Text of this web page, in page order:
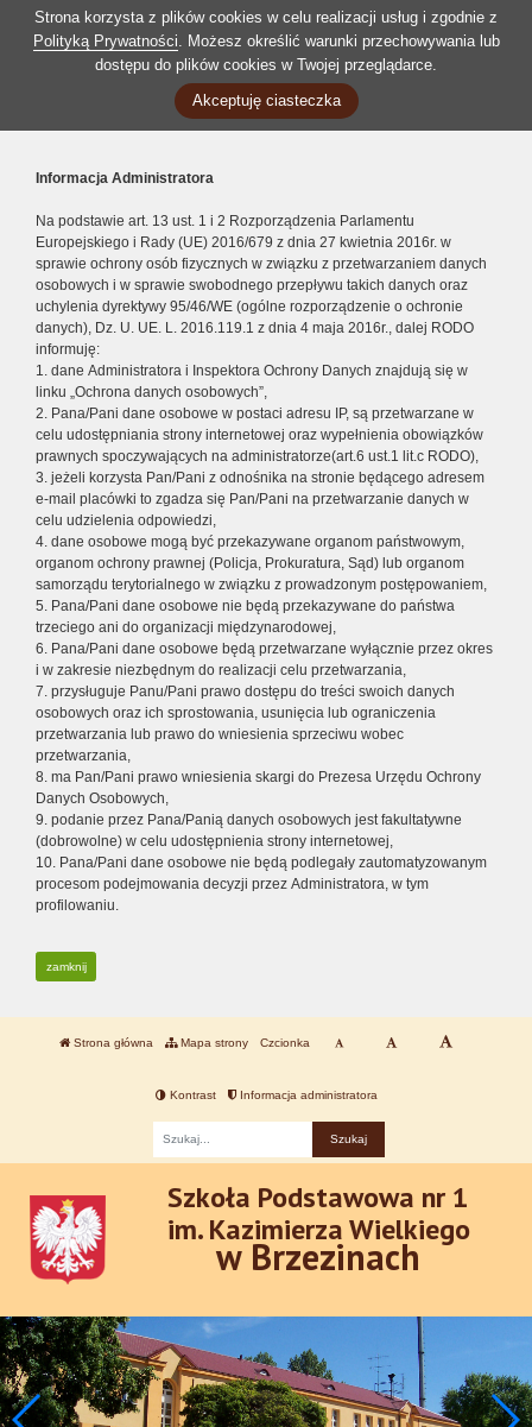
Strona korzysta z plików cookies w celu realizacji usług i zgodnie z
Polityką Prywatności. Możesz określić warunki przechowywania lub
dostępu do plików cookies w Twojej przeglądarce.
Akceptuję ciasteczka
Informacja Administratora
Na podstawie art. 13 ust. 1 i 2 Rozporządzenia Parlamentu
Europejskiego i Rady (UE) 2016/679 z dnia 27 kwietnia 2016r. w
sprawie ochrony osób fizycznych w związku z przetwarzaniem danych
osobowych i w sprawie swobodnego przepływu takich danych oraz
uchylenia dyrektywy 95/46/WE (ogólne rozporządzenie o ochronie
danych), Dz. U. UE. L. 2016.119.1 z dnia 4 maja 2016r., dalej RODO
informuję:
1. dane Administratora i Inspektora Ochrony Danych znajdują się w
linku „Ochrona danych osobowych”,
2. Pana/Pani dane osobowe w postaci adresu IP, są przetwarzane w
celu udostępniania strony internetowej oraz wypełnienia obowiązków
prawnych spoczywających na administratorze(art.6 ust.1 lit.c RODO),
3. jeżeli korzysta Pan/Pani z odnośnika na stronie będącego adresem
e-mail placówki to zgadza się Pan/Pani na przetwarzanie danych w
celu udzielenia odpowiedzi,
4. dane osobowe mogą być przekazywane organom państwowym,
organom ochrony prawnej (Policja, Prokuratura, Sąd) lub organom
samorządu terytorialnego w związku z prowadzonym postępowaniem,
5. Pana/Pani dane osobowe nie będą przekazywane do państwa
trzeciego ani do organizacji międzynarodowej,
6. Pana/Pani dane osobowe będą przetwarzane wyłącznie przez okres
i w zakresie niezbędnym do realizacji celu przetwarzania,
7. przysługuje Panu/Pani prawo dostępu do treści swoich danych
osobowych oraz ich sprostowania, usunięcia lub ograniczenia
przetwarzania lub prawo do wniesienia sprzeciwu wobec
przetwarzania,
8. ma Pan/Pani prawo wniesienia skargi do Prezesa Urzędu Ochrony
Danych Osobowych,
9. podanie przez Pana/Panią danych osobowych jest fakultatywne
(dobrowolne) w celu udostępnienia strony internetowej,
10. Pana/Pani dane osobowe nie będą podlegały zautomatyzowanym
procesom podejmowania decyzji przez Administratora, w tym
profilowaniu.
zamknij
Strona główna Mapa strony Czcionka
Kontrast Informacja administratora
Szkoła Podstawowa nr 1
im. Kazimierza Wielkiego
w Brzezinach